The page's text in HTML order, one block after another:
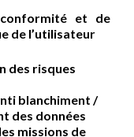
et de
de l’utilisateur
des risques
blanchiment /
des données
missions de